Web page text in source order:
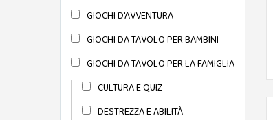
GIOCHI D'AVVENTURA
GIOCHI DA TAVOLO PER BAMBINI
GIOCHI DA TAVOLO PER LA FAMIGLIA
CULTURA E QUIZ
DESTREZZA E ABILITÀ